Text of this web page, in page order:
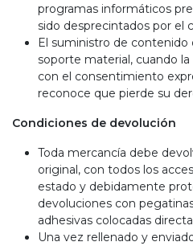
programas informáticos
sido desprecintados por el
El suministro de
soporte material, cuando
con el consentimiento
reconoce que pierde su
Condiciones de devolución
Toda mercancía debe
original, con todos los
estado y debidamente
devoluciones con
adhesivas colocadas
Una vez rellenado y